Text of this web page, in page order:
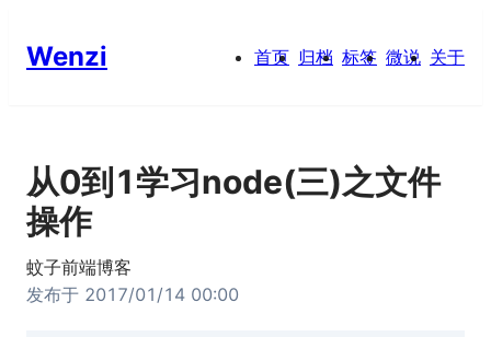
Wenzi 首页 归档 标签 微说 关于
从0到1学习node(三)之文件
操作
蚊子前端博客
发布于 2017/01/14 00:00